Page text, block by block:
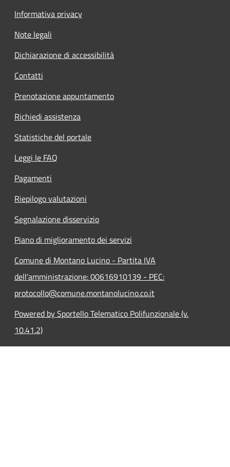
Informativa privacy
Note legali
Dichiarazione di accessibilità
Contatti
Prenotazione appuntamento
Richiedi assistenza
Statistiche del portale
Leggi le FAQ
Pagamenti
Riepilogo valutazioni
Segnalazione disservizio
Piano di miglioramento dei servizi
Comune di Montano Lucino - Partita IVA
dell'amministrazione: 00616910139 - PEC:
protocollo@comune.montanolucino.co.it
Powered by Sportello Telematico Polifunzionale (v.
10.41.2)